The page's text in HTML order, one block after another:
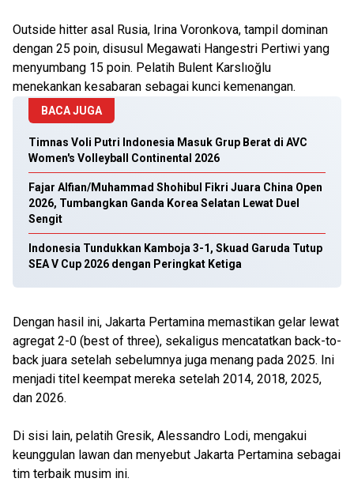
Outside hitter asal Rusia, Irina Voronkova, tampil dominan
dengan 25 poin, disusul Megawati Hangestri Pertiwi yang
menyumbang 15 poin. Pelatih Bulent Karslıoğlu
menekankan kesabaran sebagai kunci kemenangan.
BACA JUGA
Timnas Voli Putri Indonesia Masuk Grup Berat di AVC
Women's Volleyball Continental 2026
Fajar Alfian/Muhammad Shohibul Fikri Juara China Open
2026, Tumbangkan Ganda Korea Selatan Lewat Duel
Sengit
Indonesia Tundukkan Kamboja 3-1, Skuad Garuda Tutup
SEA V Cup 2026 dengan Peringkat Ketiga
Dengan hasil ini, Jakarta Pertamina memastikan gelar lewat
agregat 2-0 (best of three), sekaligus mencatatkan back-to-
back juara setelah sebelumnya juga menang pada 2025. Ini
menjadi titel keempat mereka setelah 2014, 2018, 2025,
dan 2026.
Di sisi lain, pelatih Gresik, Alessandro Lodi, mengakui
keunggulan lawan dan menyebut Jakarta Pertamina sebagai
tim terbaik musim ini.